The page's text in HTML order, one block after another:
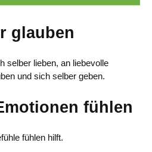
glauben
selber lieben, an liebevolle
und sich selber geben.
fühlen
fühlen hilft.